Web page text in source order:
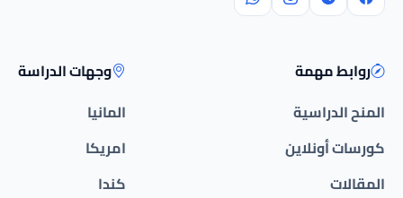
روابط مهمة
المنح الدراسية
كورسات أونلاين
المقالات
وجهات الدراسة
المانيا
امريكا
كندا